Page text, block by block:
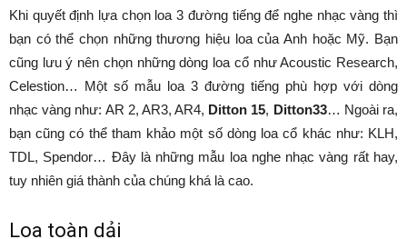
Khi quyết định lựa chọn loa 3 đường tiếng để nghe nhạc vàng thì
bạn có thể chọn những thương hiệu loa của Anh hoặc Mỹ. Bạn
cũng lưu ý nên chọn những dòng loa cổ như Acoustic Research,
Celestion… Một số mẫu loa 3 đường tiếng phù hợp với dòng
nhạc vàng như: AR 2, AR3, AR4, Ditton 15, Ditton33… Ngoài ra,
bạn cũng có thể tham khảo một số dòng loa cổ khác như: KLH,
TDL, Spendor… Đây là những mẫu loa nghe nhạc vàng rất hay,
tuy nhiên giá thành của chúng khá là cao.
Loa toàn dải